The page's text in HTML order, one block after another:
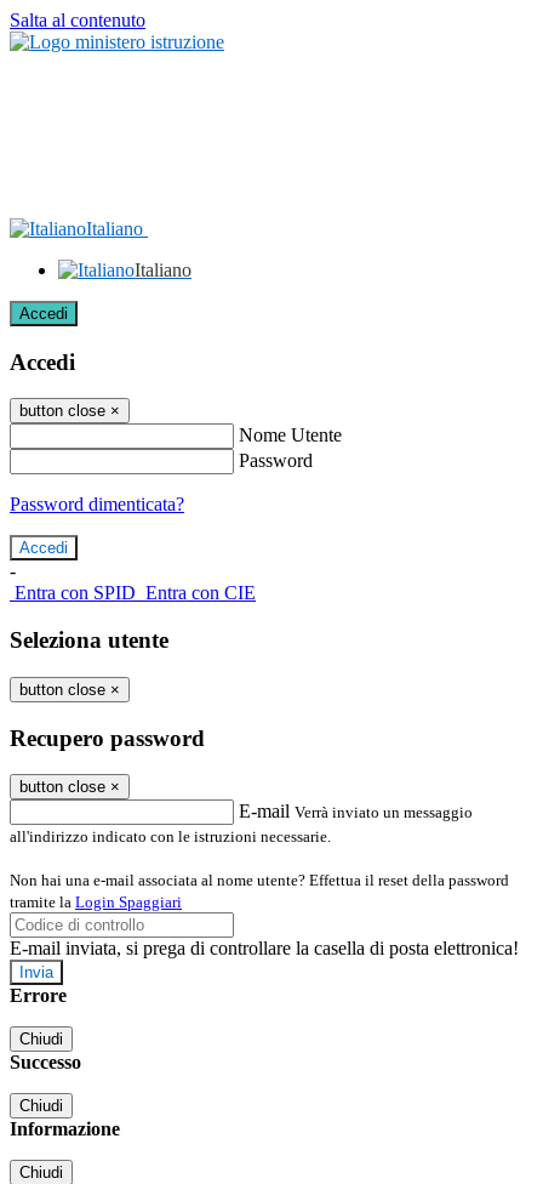
Salta al contenuto
Italiano
Italiano
Accedi
Accedi
button close ×
Nome Utente
Password
Password dimenticata?
-
Entra con SPID Entra con CIE
Seleziona utente
button close ×
Recupero password
button close ×
E-mail Verrà inviato un messaggio
all'indirizzo indicato con le istruzioni necessarie.
Non hai una e-mail associata al nome utente? Effettua il reset della password
tramite la Login Spaggiari
E-mail inviata, si prega di controllare la casella di posta elettronica!
Errore
Chiudi
Successo
Chiudi
Informazione
Chiudi